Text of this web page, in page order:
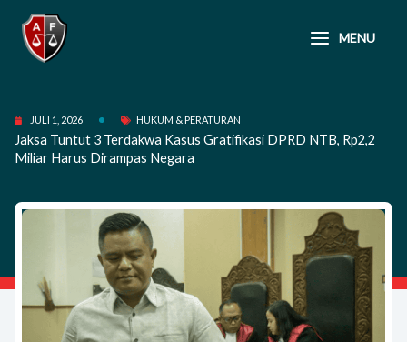
konten
MENU
JULI 1, 2026 HUKUM & PERATURAN
Jaksa Tuntut 3 Terdakwa Kasus Gratifikasi DPRD NTB, Rp2,2
Miliar Harus Dirampas Negara